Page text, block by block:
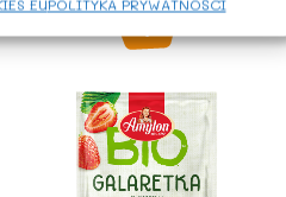
EUPOLITYKA PRYWATNOŚCI